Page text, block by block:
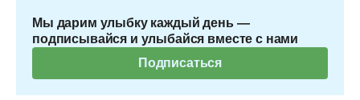
Мы дарим улыбку каждый день —
подписывайся и улыбайся вместе с нами
Подписаться